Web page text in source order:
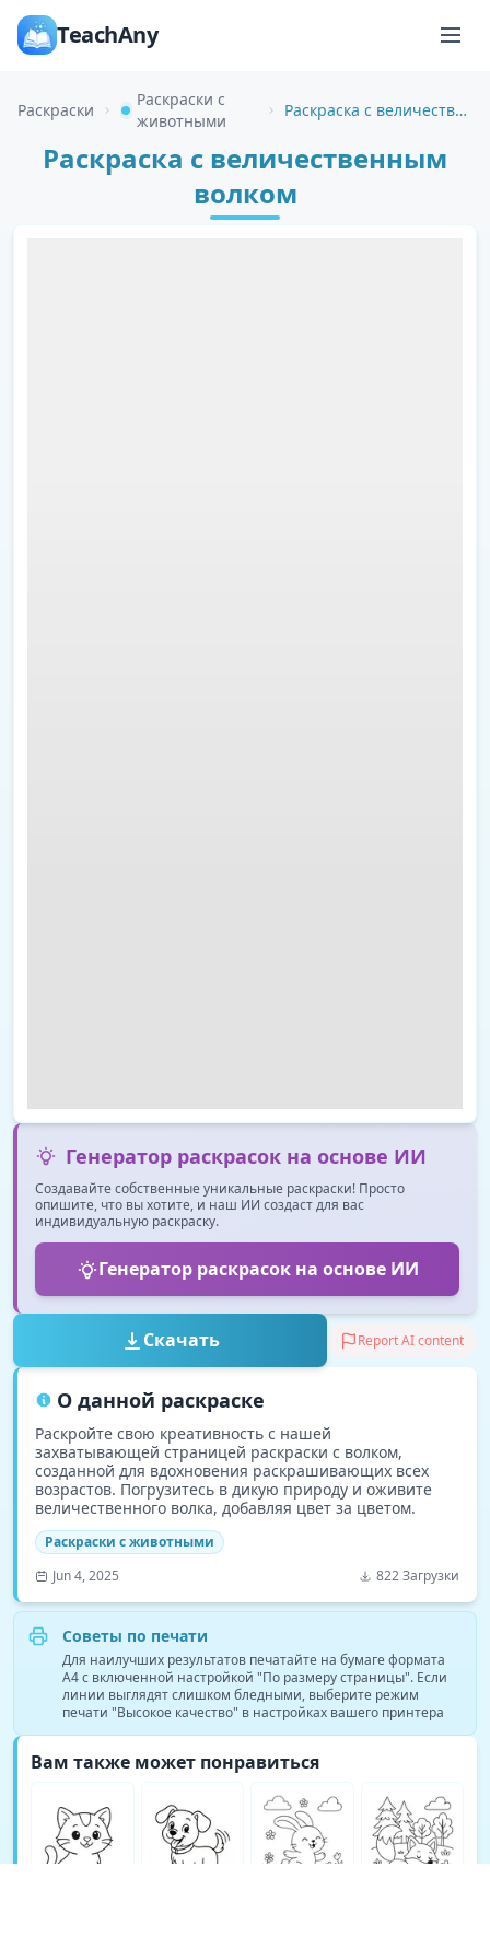
TeachAny
Раскраски
Раскраски с
животными
Раскраска с величественным волком
Раскраска с величественным
волком
Генератор раскрасок на основе ИИ
Создавайте собственные уникальные раскраски! Просто
опишите, что вы хотите, и наш ИИ создаст для вас
индивидуальную раскраску.
Генератор раскрасок на основе ИИ
Скачать Report AI content
О данной раскраске
Раскройте свою креативность с нашей
захватывающей страницей раскраски с волком,
созданной для вдохновения раскрашивающих всех
возрастов. Погрузитесь в дикую природу и оживите
величественного волка, добавляя цвет за цветом.
Раскраски с животными
Jun 4, 2025
822 Загрузки
Советы по печати
Для наилучших результатов печатайте на бумаге формата
A4 с включенной настройкой "По размеру страницы". Если
линии выглядят слишком бледными, выберите режим
печати "Высокое качество" в настройках вашего принтера
Вам также может понравиться